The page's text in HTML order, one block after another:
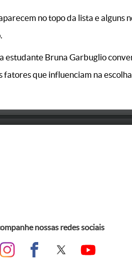
no topo da lista e alguns
a estudante Bruna Garbuglio
que influenciam na
nossas redes sociais